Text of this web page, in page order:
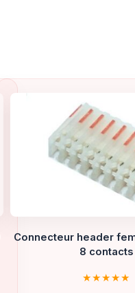
Connecteur header
8 contacts